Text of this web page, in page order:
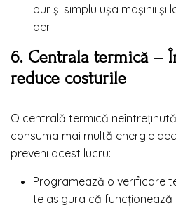
pur și simplu ușa mașinii și
aer.
6. Centrala termică –
reduce costurile
O centrală termică
consuma mai multă energie
preveni acest lucru:
Programează o verificare
te asigura că